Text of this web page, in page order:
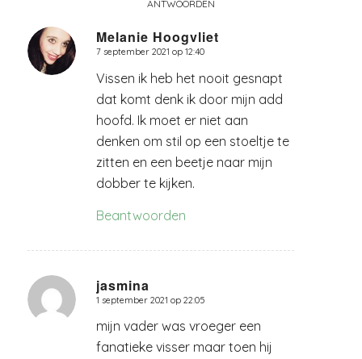
ANTWOORDEN
Melanie Hoogvliet
zegt:
7 september 2021 op 12:40
Vissen ik heb het nooit gesnapt
dat komt denk ik door mijn add
hoofd. Ik moet er niet aan
denken om stil op een stoeltje te
zitten en een beetje naar mijn
dobber te kijken.
Beantwoorden
jasmina
zegt:
1 september 2021 op 22:05
mijn vader was vroeger een
fanatieke visser maar toen hij